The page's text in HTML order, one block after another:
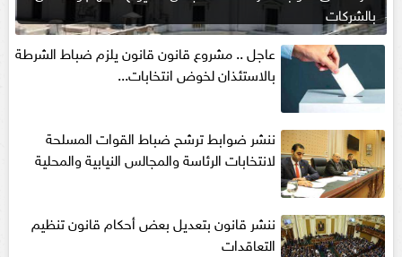
بالشركات
عاجل .. مشروع قانون قانون يلزم ضباط الشرطة
بالاستئذان لخوض انتخابات...
ننشر ضوابط ترشح ضباط القوات المسلحة
لانتخابات الرئاسة والمجالس النيابية والمحلية‎
ننشر قانون بتعديل بعض أحكام قانون تنظيم
التعاقدات